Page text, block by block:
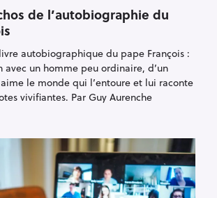
de l’autobiographie du
autobiographique du pape François :
avec un homme peu ordinaire, d’un
le monde qui l’entoure et lui raconte
vivifiantes. Par Guy Aurenche